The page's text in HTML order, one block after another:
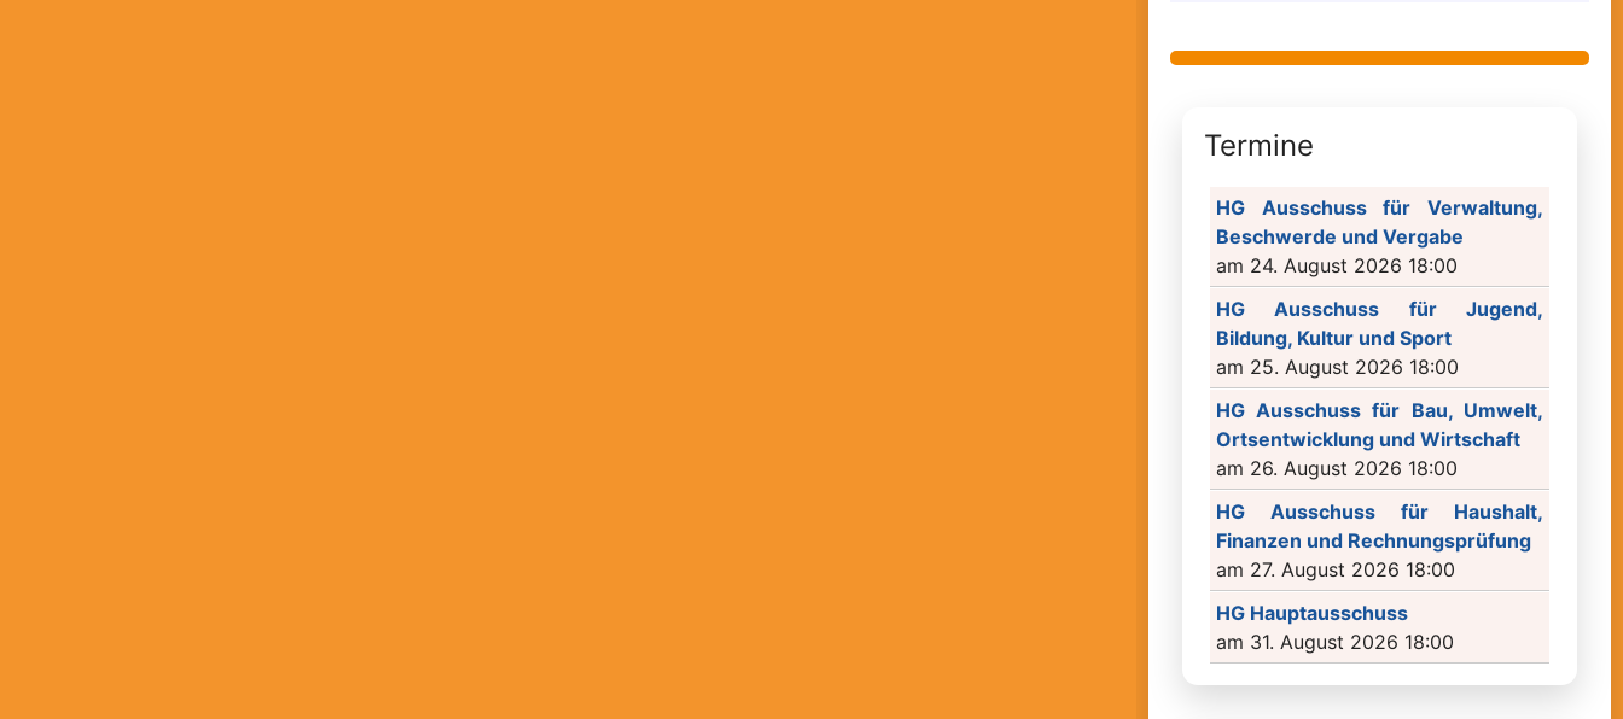
Termine
HG Ausschuss für Verwaltung,
Beschwerde und Vergabe
am 24. August 2026 18:00
HG Ausschuss für Jugend,
Bildung, Kultur und Sport
am 25. August 2026 18:00
HG Ausschuss für Bau, Umwelt,
Ortsentwicklung und Wirtschaft
am 26. August 2026 18:00
HG Ausschuss für Haushalt,
Finanzen und Rechnungsprüfung
am 27. August 2026 18:00
HG Hauptausschuss
am 31. August 2026 18:00